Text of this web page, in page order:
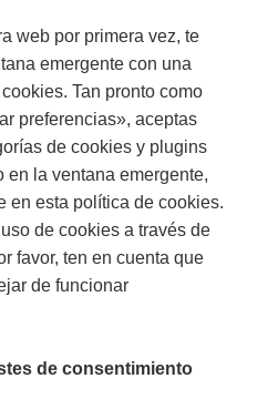
web por primera vez, te
emergente con una
Tan pronto como
preferencias», aceptas
de cookies y plugins
en la ventana emergente,
en esta política de cookies.
de cookies a través de
favor, ten en cuenta que
de funcionar
de consentimiento